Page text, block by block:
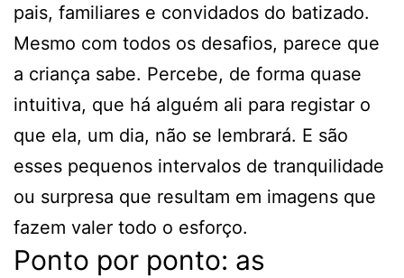
pais, familiares e convidados do batizado.
Mesmo com todos os desafios, parece que
a criança sabe. Percebe, de forma quase
intuitiva, que há alguém ali para registar o
que ela, um dia, não se lembrará. E são
esses pequenos intervalos de tranquilidade
ou surpresa que resultam em imagens que
fazem valer todo o esforço.
Ponto por ponto: as